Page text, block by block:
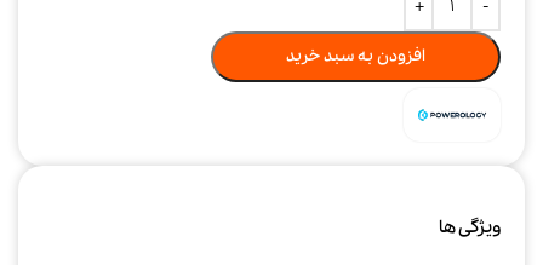
افزودن به سبد خرید
ویژگی ها